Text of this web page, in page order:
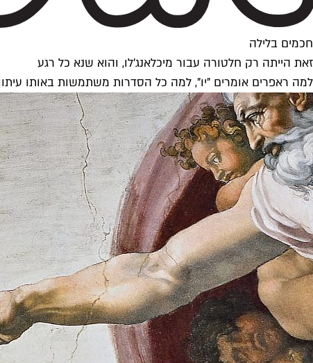
חכמים בלילה
זאת הייתה רק חלטורה עבור מיכלאנג'לו, והוא שנא כל רגע
למה ראפרים אומרים "יו", למה כל הסדרות משתמשות באותו